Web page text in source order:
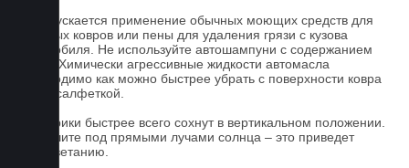
3. Допускается применение обычных моющих средств для
бытовых ковров или пены для удаления грязи с кузова
автомобиля. Не используйте автошампуни с содержанием
воска! Химически агрессивные жидкости автомасла
необходимо как можно быстрее убрать с поверхности ковра
сухой салфеткой.
4. Коврики быстрее всего сохнут в вертикальном положении.
Не сушите под прямыми лучами солнца – это приведет
к выцветанию.